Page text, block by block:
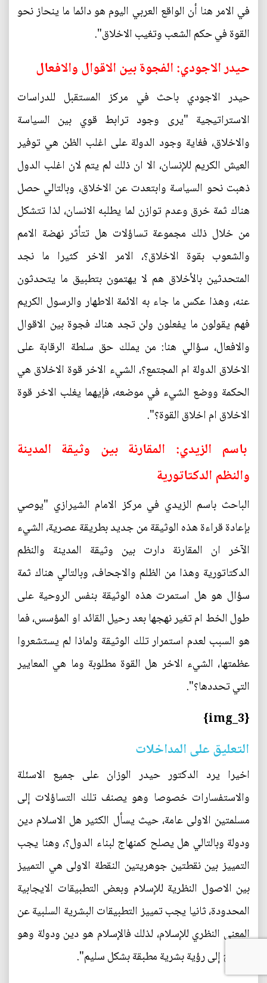
في الامر هنا أن الواقع العربي اليوم هو دائما ما ينحاز نحو
القوة في حكم الشعب وتغيب الاخلاق".
حيدر الاجودي: الفجوة بين الاقوال والافعال
حيدر الاجودي باحث في مركز المستقبل للدراسات
الاستراتيجية "يرى وجود ترابط قوي بين السياسة
والاخلاق، فغاية وجود الدولة على اغلب الظن هي توفير
العيش الكريم للإنسان، الا ان ذلك لم يتم لان اغلب الدول
ذهبت نحو السياسة وابتعدت عن الاخلاق، وبالتالي حصل
هناك ثمة خرق وعدم توازن لما يطلبه الانسان، لذا تتشكل
من خلال ذلك مجموعة تساؤلات هل تتأثر نهضة الامم
والشعوب بقوة الاخلاق؟، الامر الاخر كثيرا ما نجد
المتحدثين بالأخلاق هم لا يهتمون بتطبيق ما يتحدثون
عنه، وهذا عكس ما جاء به الائمة الاطهار والرسول الكريم
فهم يقولون ما يفعلون ولن تجد هناك فجوة بين الاقوال
والافعال، سؤالي هنا: من يملك حق سلطة الرقابة على
الاخلاق الدولة ام المجتمع؟، الشيء الاخر قوة الاخلاق هي
الحكمة ووضع الشيء في موضعه، فإيهما يغلب الاخر قوة
الاخلاق ام اخلاق القوة؟".
باسم الزيدي: المقارنة بين وثيقة المدينة
والنظم الدكتاتورية
الباحث باسم الزيدي في مركز الامام الشيرازي "يوصي
بإعادة قراءة هذه الوثيقة من جديد بطريقة عصرية، الشيء
الآخر ان المقارنة دارت بين وثيقة المدينة والنظم
الدكتاتورية وهذا من الظلم والاجحاف، وبالتالي هناك ثمة
سؤال هو هل استمرت هذه الوثيقة بنفس الروحية على
طول الخط ام تغير نهجها بعد رحيل القائد او المؤسس، فما
هو السبب لعدم استمرار تلك الوثيقة ولماذا لم يستشعروا
عظمتها، الشيء الاخر هل القوة مطلوبة وما هي المعايير
التي تحددها؟".
{img_3}
التعليق على المداخلات
اخيرا يرد الدكتور حيدر الوزان على جميع الاسئلة
والاستفسارات خصوصا وهو يصنف تلك التساؤلات إلى
مسلمتين الاولى عامة، حيث يسأل الكثير هل الاسلام دين
ودولة وبالتالي هل يصلح كمنهاج لبناء الدول؟، وهنا يجب
التمييز بين نقطتين جوهريتين النقطة الاولى هي التمييز
بين الاصول النظرية للإسلام وبعض التطبيقات الايجابية
المحدودة، ثانيا يجب تمييز التطبيقات البشرية السلبية عن
المعنى النظري للإسلام، لذلك فالإسلام هو دين ودولة وهو
يحتاج إلى رؤية بشرية مطبقة بشكل سليم".